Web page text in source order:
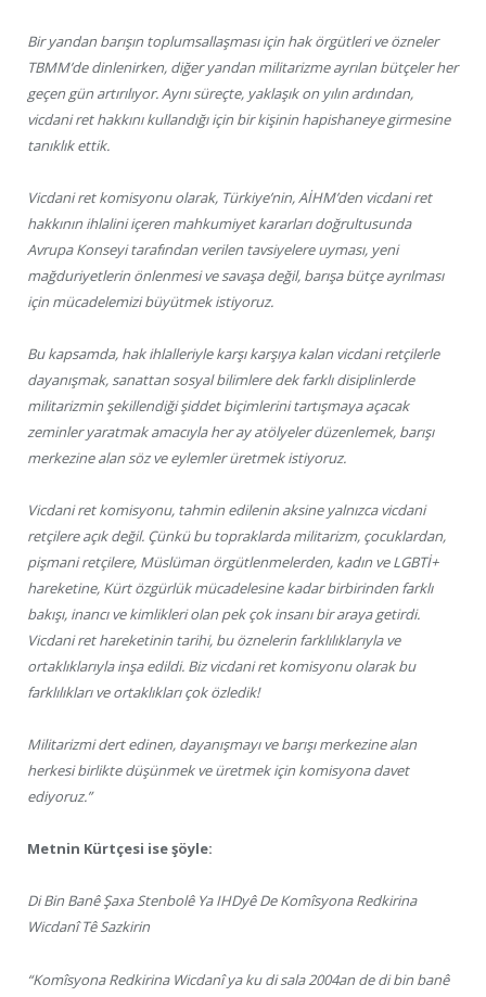
Bir yandan barışın toplumsallaşması için hak örgütleri ve özneler
TBMM’de dinlenirken, diğer yandan militarizme ayrılan bütçeler her
geçen gün artırılıyor. Aynı süreçte, yaklaşık on yılın ardından,
vicdani ret hakkını kullandığı için bir kişinin hapishaneye girmesine
tanıklık ettik.
Vicdani ret komisyonu olarak, Türkiye’nin, AİHM’den vicdani ret
hakkının ihlalini içeren mahkumiyet kararları doğrultusunda
Avrupa Konseyi tarafından verilen tavsiyelere uyması, yeni
mağduriyetlerin önlenmesi ve savaşa değil, barışa bütçe ayrılması
için mücadelemizi büyütmek istiyoruz.
Bu kapsamda, hak ihlalleriyle karşı karşıya kalan vicdani retçilerle
dayanışmak, sanattan sosyal bilimlere dek farklı disiplinlerde
militarizmin şekillendiği şiddet biçimlerini tartışmaya açacak
zeminler yaratmak amacıyla her ay atölyeler düzenlemek, barışı
merkezine alan söz ve eylemler üretmek istiyoruz.
Vicdani ret komisyonu, tahmin edilenin aksine yalnızca vicdani
retçilere açık değil. Çünkü bu topraklarda militarizm, çocuklardan,
pişmani retçilere, Müslüman örgütlenmelerden, kadın ve LGBTİ+
hareketine, Kürt özgürlük mücadelesine kadar birbirinden farklı
bakışı, inancı ve kimlikleri olan pek çok insanı bir araya getirdi.
Vicdani ret hareketinin tarihi, bu öznelerin farklılıklarıyla ve
ortaklıklarıyla inşa edildi. Biz vicdani ret komisyonu olarak bu
farklılıkları ve ortaklıkları çok özledik!
Militarizmi dert edinen, dayanışmayı ve barışı merkezine alan
herkesi birlikte düşünmek ve üretmek için komisyona davet
ediyoruz.”
Metnin Kürtçesi ise şöyle:
Di Bin Banê Şaxa Stenbolê Ya IHDyê De Komîsyona Redkirina
Wicdanî Tê Sazkirin
“Komîsyona Redkirina Wicdanî ya ku di sala 2004an de di bin banê